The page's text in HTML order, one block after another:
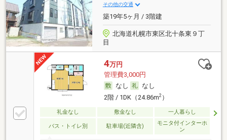
その他の交通
築19年5ヶ月 / 3階建
北海道札幌市東区北十条東９丁
目
4万円
管理費3,000円
なし
なし
2階 / 1DK（24.86m2）
礼金なし 敷金なし 一人暮らし
バス・トイレ別 駐車場(近隣含)
モニタ付インターホ
ン